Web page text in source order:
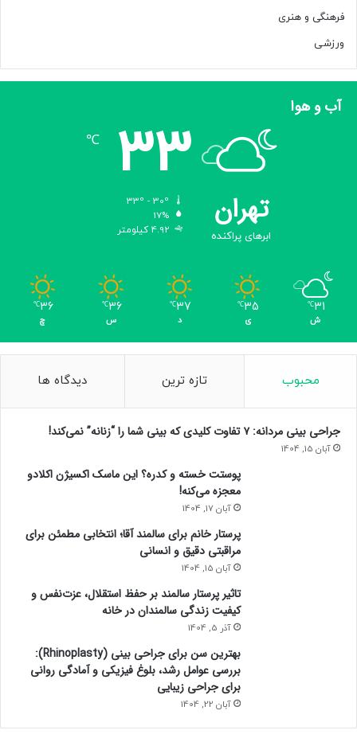
دفرهنگی و هنری
ورزشی
آب و هوا
تهران
ابرهای پراکنده
33
℃
17%
4.92 کیلومتر
31
℃
ش
35
℃
ی
37
℃
د
36
℃
س
36
℃
چ
محبوب تازه ترین دیدگاه ها
جراحی بینی مردانه: ۷ تفاوت کلیدی که بینی شما را “زنانه” نمی‌کند!
آبان 15, 1404
پوستت خسته و کدره؟ این ماسک اکسیژن اکلادو
معجزه می‌کنه!
آبان 17, 1404
پرستار خانم برای سالمند آقا؛ انتخابی مطمئن برای
مراقبتی دقیق و انسانی
آبان 15, 1404
تاثیر پرستار سالمند بر حفظ استقلال، عزت‌نفس و
کیفیت زندگی سالمندان در خانه
آذر 5, 1404
بهترین سن برای جراحی بینی (Rhinoplasty):
بررسی عوامل رشد، بلوغ فیزیکی و آمادگی روانی
برای جراحی زیبایی
آبان 22, 1404